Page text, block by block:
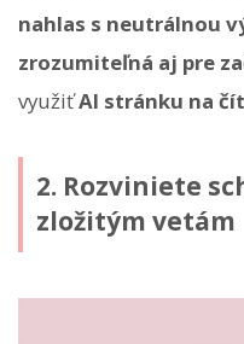
nahlas s neutrálnou
zrozumiteľná aj pre
využiťAI stránku na
2. Rozviniete
zložitým vetám